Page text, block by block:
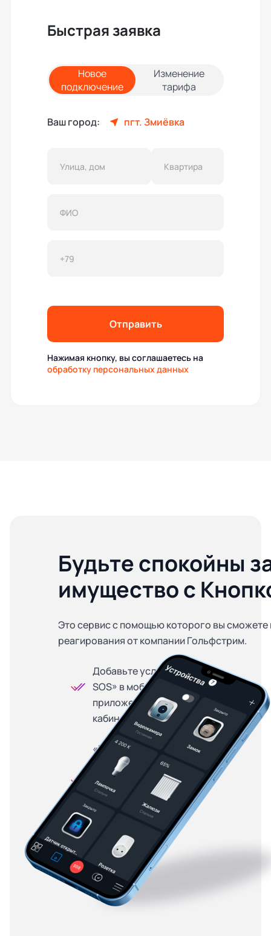
Быстрая заявка
Новое
подключение
Изменение
тарифа
Ваш город: пгт. Змиёвка
Отправить
Нажимая кнопку, вы соглашаетесь на
обработку персональных данных
Будьте спокойны
имущество с
Это сервис с помощью которого вы сможете
реагирования от компании Гольфстрим.
Добавьте услугу «Кнопка
SOS» в мобильном
приложении или личном
кабинете
«Кнопка SOS» доступна
на особых условиях для
абонентов, купивших
оборудование в
рассрочку — от 299